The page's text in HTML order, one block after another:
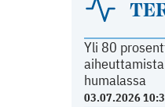
Yli 80
humalassa
03.07.2026